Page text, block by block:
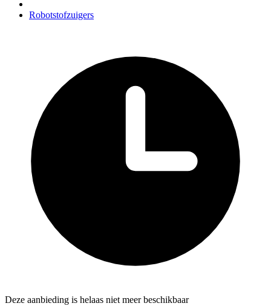
Robotstofzuigers
Deze aanbieding is helaas niet meer beschikbaar